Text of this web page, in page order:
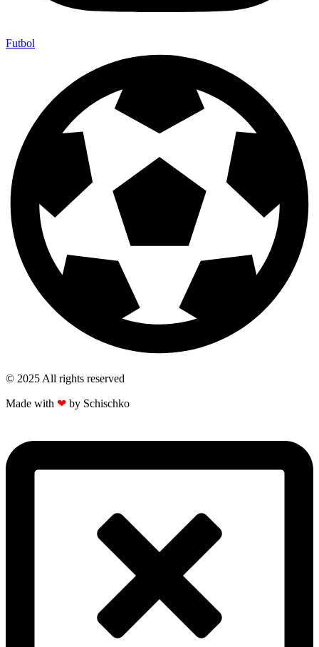
Futbol
© 2025 All rights reserved​
Made with ❤ by Schischko